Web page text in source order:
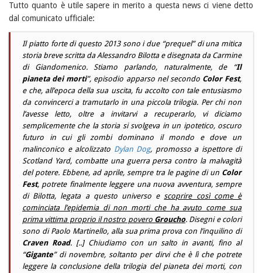
Tutto quanto è utile sapere in merito a questa news ci viene detto
dal comunicato ufficiale:
Il piatto forte di questo 2013 sono i due “prequel” di una mitica
storia breve scritta daAlessandro Bilottae disegnata da Carmine
di Giandomenico. Stiamo parlando, naturalmente, de “Il
pianeta dei morti”, episodio apparso nel secondo Color Fest,
e che, all’epoca della sua uscita, fu accolto con tale entusiasmo
da convincerci a tramutarlo in una piccola trilogia. Per chi non
l’avesse letto, oltre a invitarvi a recuperarlo, vi diciamo
semplicemente che la storia si svolgeva in un ipotetico, oscuro
futuro in cui gli zombi dominano il mondo e dove un
malinconico e alcolizzato Dylan Dog, promosso a ispettore di
Scotland Yard, combatte una guerra persa contro la malvagità
del potere. Ebbene, ad aprile, sempre tra le pagine di un Color
Fest, potrete finalmente leggere una nuova avventura, sempre
di Bilotta, legata a questo universo escoprire così come è
cominciata l’epidemia di non morti che ha avuto come sua
prima vittima proprio il nostro povero Groucho. Disegni e colori
sono di Paolo Martinello, alla sua prima prova con l’inquilino di
Craven Road. [..] Chiudiamo con un salto in avanti, fino al
“Gigante” di novembre, soltanto per dirvi che è lì che potrete
leggere la conclusione della trilogia del pianeta dei morti, con